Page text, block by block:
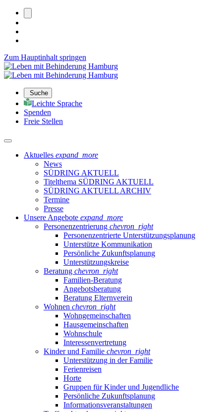
Zum Hauptinhalt springen
Suche
Leichte Sprache
Spenden
Freie Stellen
Aktuelles expand_more
News
SÜDRING AKTUELL
Titelthema SÜDRING AKTUELL
SÜDRING AKTUELL ARCHIV
Termine
Presse
Unsere Angebote expand_more
Personenzentrierung chevron_right
Personenzentrierte Unterstützungsplanung
Unterstütze Kommunikation
Persönliche Zukunftsplanung
Unterstützungskreise
Beratung chevron_right
Familien-Beratung
Angebotsberatung
Beratung Elternverein
Wohnen chevron_right
Wohngemeinschaften
Hausgemeinschaften
Wohnschule
Interessenvertretung
Kinder und Familie chevron_right
Unterstützung in der Familie
Ferienreisen
Horte
Gruppen für Kinder und Jugendliche
Persönliche Zukunftsplanung
Informationsveranstaltungen